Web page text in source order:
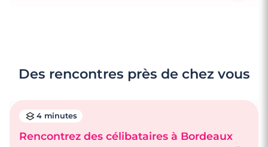
Des rencontres près de chez vous
4 minutes
Rencontrez des célibataires à Bordeaux